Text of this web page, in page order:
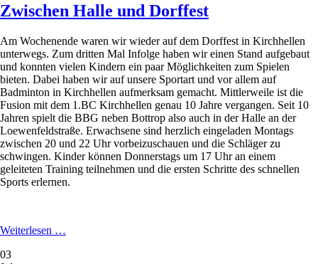
Zwischen Halle und Dorffest
Am Wochenende waren wir wieder auf dem Dorffest in Kirchhellen
unterwegs. Zum dritten Mal Infolge haben wir einen Stand aufgebaut
und konnten vielen Kindern ein paar Möglichkeiten zum Spielen
bieten. Dabei haben wir auf unsere Sportart und vor allem auf
Badminton in Kirchhellen aufmerksam gemacht. Mittlerweile ist die
Fusion mit dem 1.BC Kirchhellen genau 10 Jahre vergangen. Seit 10
Jahren spielt die BBG neben Bottrop also auch in der Halle an der
Loewenfeldstraße. Erwachsene sind herzlich eingeladen Montags
zwischen 20 und 22 Uhr vorbeizuschauen und die Schläger zu
schwingen. Kinder können Donnerstags um 17 Uhr an einem
geleiteten Training teilnehmen und die ersten Schritte des schnellen
Sports erlernen.
Weiterlesen …
03